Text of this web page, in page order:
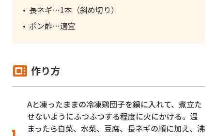
長ネギ
1本（斜め切り）
ポン酢
適宜
作り方
Aと凍ったままの冷凍鶏団子を鍋に入れて、煮立た
せないようにふつふつする程度に火にかける。温
まったら白菜、水菜、豆腐、長ネギの順に加え、沸